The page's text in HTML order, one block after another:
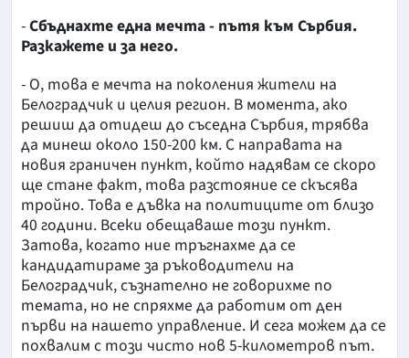
-Сбъднахте една мечта - пътя към Сърбия.
Разкажете и за него.
- О, това е мечта на поколения жители на
Белоградчик и целия регион. В момента, ако
решиш да отидеш до съседна Сърбия, трябва
да минеш около 150-200 км. С направата на
новия граничен пункт, който надявам се скоро
ще стане факт, това разстояние се скъсява
тройно. Това е дъвка на политиците от близо
40 години. Всеки обещаваше този пункт.
Затова, когато ние тръгнахме да се
кандидатираме за ръководители на
Белоградчик, съзнателно не говорихме по
темата, но не спряхме да работим от ден
първи на нашето управление. И сега можем да се
похвалим с този чисто нов 5-километров път.